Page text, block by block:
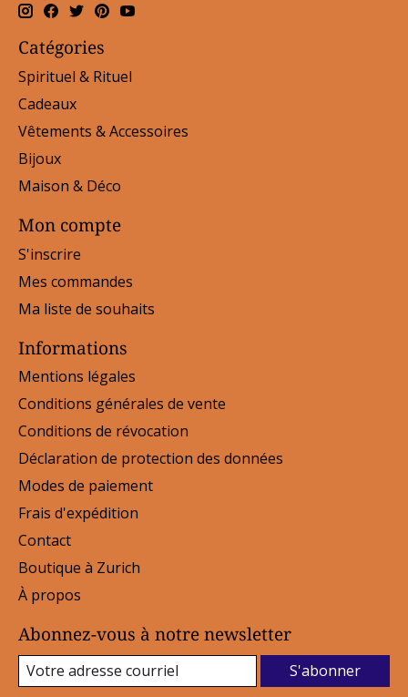
Catégories
Spirituel & Rituel
Cadeaux
Vêtements & Accessoires
Bijoux
Maison & Déco
Mon compte
S'inscrire
Mes commandes
Ma liste de souhaits
Informations
Mentions légales
Conditions générales de vente
Conditions de révocation
Déclaration de protection des données
Modes de paiement
Frais d'expédition
Contact
Boutique à Zurich
À propos
Abonnez-vous à notre newsletter
S'abonner